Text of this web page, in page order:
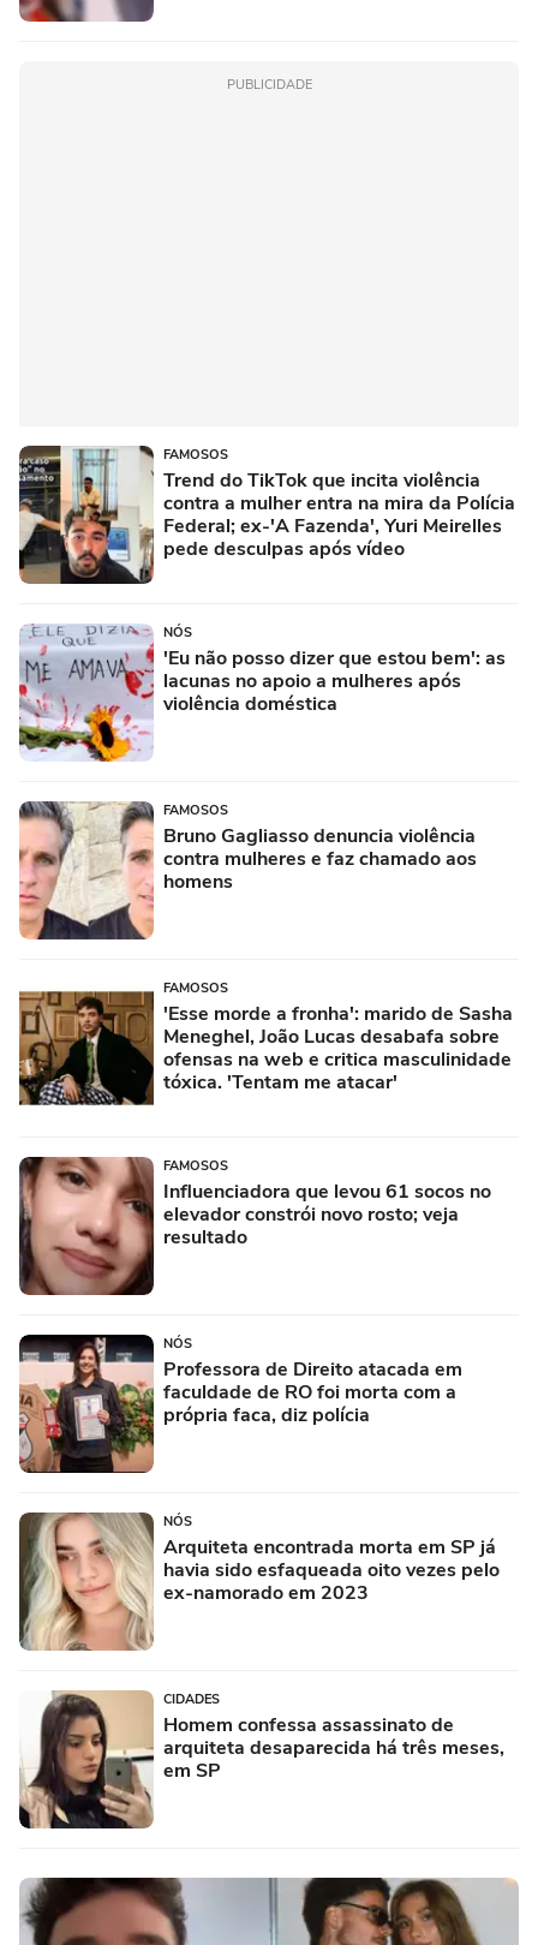
PUBLICIDADE
FAMOSOS
Trend do TikTok que incita violência
contra a mulher entra na mira da Polícia
Federal; ex-'A Fazenda', Yuri Meirelles
pede desculpas após vídeo
NÓS
'Eu não posso dizer que estou bem': as
lacunas no apoio a mulheres após
violência doméstica
FAMOSOS
Bruno Gagliasso denuncia violência
contra mulheres e faz chamado aos
homens
FAMOSOS
'Esse morde a fronha': marido de Sasha
Meneghel, João Lucas desabafa sobre
ofensas na web e critica masculinidade
tóxica. 'Tentam me atacar'
FAMOSOS
Influenciadora que levou 61 socos no
elevador constrói novo rosto; veja
resultado
NÓS
Professora de Direito atacada em
faculdade de RO foi morta com a
própria faca, diz polícia
NÓS
Arquiteta encontrada morta em SP já
havia sido esfaqueada oito vezes pelo
ex-namorado em 2023
CIDADES
Homem confessa assassinato de
arquiteta desaparecida há três meses,
em SP